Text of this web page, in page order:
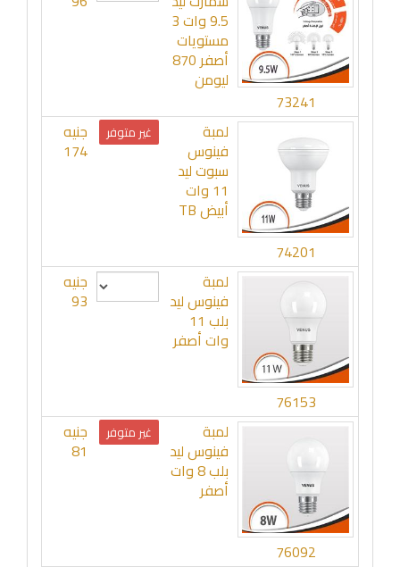
73241
9.5 وات 3
مستويات
أصفر 870
ليومن
74201
لمبة
فينوس
سبوت ليد
11 وات
أبيض TB
غير متوفر جنيه
174
76153
لمبة
فينوس ليد
بلب 11
وات أصفر
جنيه
93
76092
لمبة
فينوس ليد
بلب 8 وات
أصفر
غير متوفر جنيه
81